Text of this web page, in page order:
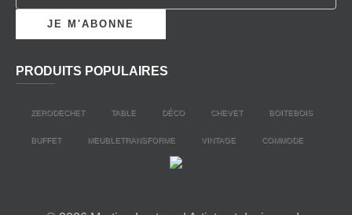
PRODUITS POPULAIRES
ZERODECHET TABLE DÉCO CHEVET BOITEBOIS
BUFFET MEUBLETRANSFORME VINTAGE COMMODE